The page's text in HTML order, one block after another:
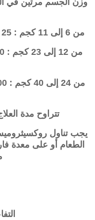
من 6 إلى 11 كجم : 25 مجم روكسيثروميسين 12 ساعة
تتراوح مدة العلاج
الطعام أو على معدة